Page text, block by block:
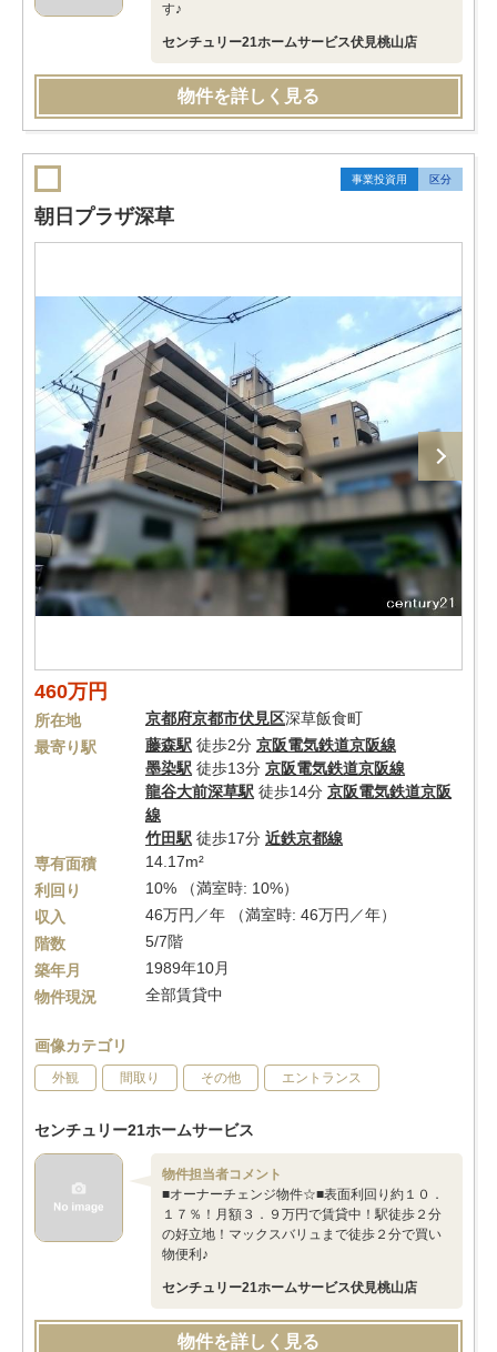
す♪
センチュリー21ホームサービス伏見桃山店
物件を詳しく見る
事業投資用 区分
朝日プラザ深草
460万円
所在地 京都府京都市伏見区深草飯食町
最寄り駅
藤森駅 徒歩2分 京阪電気鉄道京阪線
墨染駅 徒歩13分 京阪電気鉄道京阪線
龍谷大前深草駅 徒歩14分 京阪電気鉄道京阪
線
竹田駅 徒歩17分 近鉄京都線
専有面積
14.17m²
利回り
10% （満室時: 10%）
収入
46万円／年 （満室時: 46万円／年）
階数
5/7階
築年月
1989年10月
物件現況
全部賃貸中
画像カテゴリ
外観 間取り その他 エントランス
センチュリー21ホームサービス
物件担当者コメント
■オーナーチェンジ物件☆■表面利回り約１０．
１７％！月額３．９万円で賃貸中！駅徒歩２分
の好立地！マックスバリュまで徒歩２分で買い
物便利♪
センチュリー21ホームサービス伏見桃山店
物件を詳しく見る